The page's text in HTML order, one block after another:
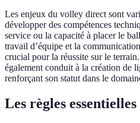
Les enjeux du volley direct sont
développer des compétences
service ou la capacité à placer le
travail d’équipe et la
crucial pour la réussite sur le
également conduit à la création de
renforçant son statut dans le
Les règles